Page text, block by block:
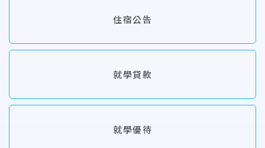
住宿公告
就學貸款
就學優待